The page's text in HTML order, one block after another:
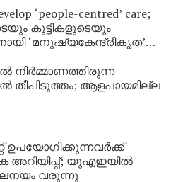
‘people-centred’ care;
കുട്ടികളുടെയും
‘മനുഷ്യകേന്ദ്രീകൃത’
തീപിടുത്തം; ആളപായമില്ല
ഉപയോഗിക്കുന്നവർക്ക്
അറിയിപ്പ്; യുഎഇയിൽ
വരുന്നു